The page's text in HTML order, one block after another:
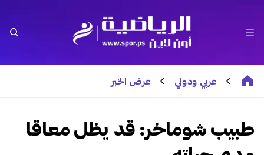
عربي ودولي عرض الخبر
طبيب شوماخر: قد يظل معاقا